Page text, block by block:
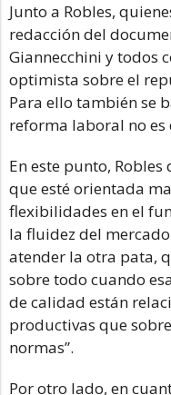
Junto a Robles,
redacción del
Giannecchini y todos
optimista sobre el
Para ello también se
reforma laboral no es
En este punto,
que esté orientada
flexibilidades en el
la fluidez del
atender la otra pata,
sobre todo cuando
de calidad están
productivas que
normas”.
Por otro lado, en